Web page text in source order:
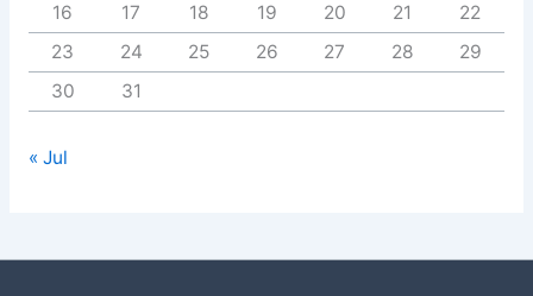
16
17 18 19 20 21
22
23
24 25 26 27 28
29
30
31
« Jul